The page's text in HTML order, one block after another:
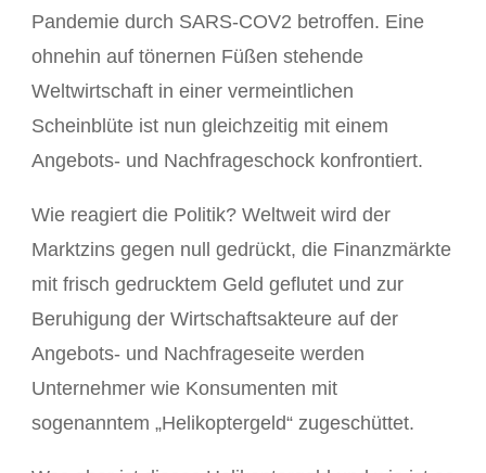
Pandemie durch SARS-COV2 betroffen. Eine
ohnehin auf tönernen Füßen stehende
Weltwirtschaft in einer vermeintlichen
Scheinblüte ist nun gleichzeitig mit einem
Angebots- und Nachfrageschock konfrontiert.
Wie reagiert die Politik? Weltweit wird der
Marktzins gegen null gedrückt, die Finanzmärkte
mit frisch gedrucktem Geld geflutet und zur
Beruhigung der Wirtschaftsakteure auf der
Angebots- und Nachfrageseite werden
Unternehmer wie Konsumenten mit
sogenanntem „Helikoptergeld“ zugeschüttet.